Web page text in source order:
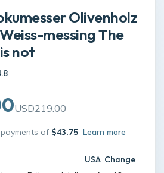
Olivenholz
messing The
not
USD219.00
of $43.75 Learn more
USA Change